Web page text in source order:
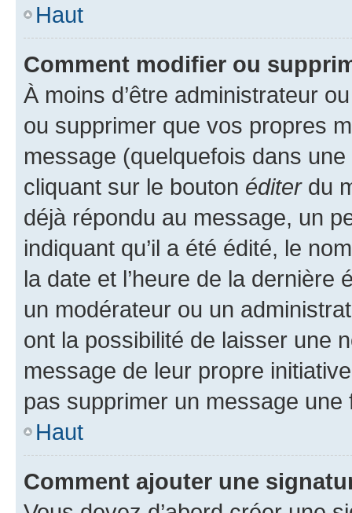
Haut
Comment modifier ou
À moins d’être administrateur
ou supprimer que vos propres
message (quelquefois dans
cliquant sur le bouton éditerdu
déjà répondu au message, un
indiquant qu’il a été édité, le
la date et l’heure de la dernière
un modérateur ou un
ont la possibilité de laisser une
message de leur propre
pas supprimer un message une
Haut
Comment ajouter une